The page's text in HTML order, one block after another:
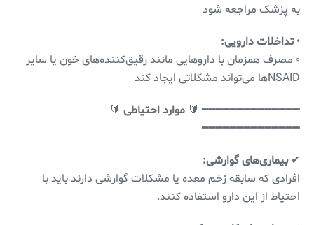
به پزشک مراجعه شود
•تداخلات دارویی:
◦ مصرف همزمان با داروهایی مانند رقیق‌کننده‌های خون یا سایر
NSAIDها می‌تواند مشکلاتی ایجاد کند
━━━━━━━━━━━━━━ 🔰 موارد احتیاطی 🔰
━━━━━━━━━━━━━━
✔بیماری‌های گوارشی:
افرادی که سابقه زخم معده یا مشکلات گوارشی دارند باید با
احتیاط از این دارو استفاده کنند.